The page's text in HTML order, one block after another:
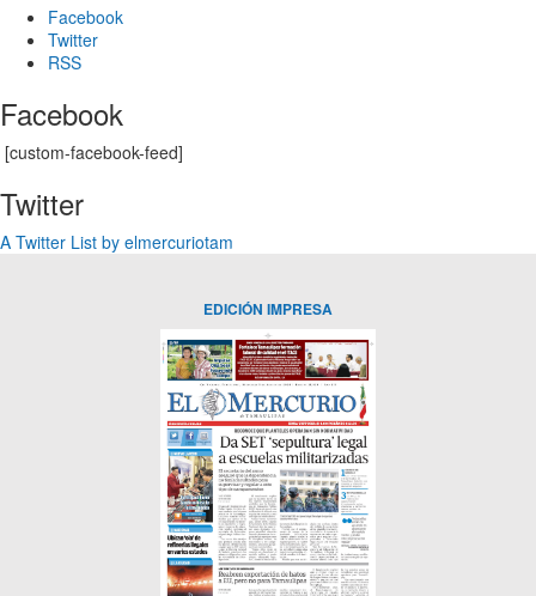
Facebook
Twitter
RSS
Facebook
[custom-facebook-feed]
Twitter
A Twitter List by elmercuriotam
EDICIÓN IMPRESA